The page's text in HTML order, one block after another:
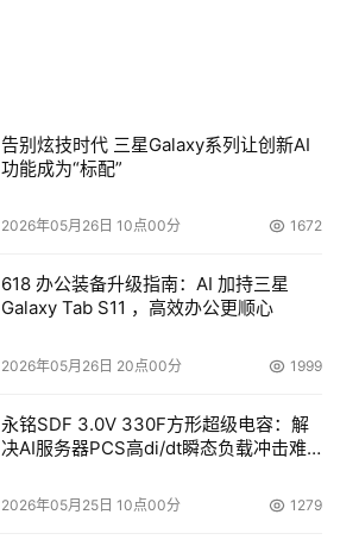
告别炫技时代 三星Galaxy系列让创新AI
功能成为“标配”
2026年05月26日 10点00分 1672
618 办公装备升级指南：AI 加持三星
Galaxy Tab S11 ，高效办公更顺心
2026年05月26日 20点00分 1999
永铭SDF 3.0V 330F方形超级电容：解
决AI服务器PCS高di/dt瞬态负载冲击难
2026年05月25日 10点00分 1279